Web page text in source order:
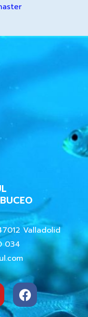
Valladolid
034
F
a
c